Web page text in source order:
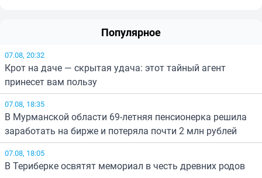
Популярное
07.08, 20:32
Крот на даче — скрытая удача: этот тайный агент
принесет вам пользу
07.08, 18:35
В Мурманской области 69-летняя пенсионерка решила
заработать на бирже и потеряла почти 2 млн рублей
07.08, 18:05
В Териберке освятят мемориал в честь древних родов